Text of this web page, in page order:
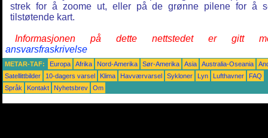
strek for å zoome ut, eller på de grønne pilene for å
tilstøtende kart.
Informasjonen på dette nettstedet er gitt
ansvarsfraskrivelse
METAR-TAF: Europa Afrika Nord-Amerika Sør-Amerika Asia Australia-Oseania
Satellittbilder
10-dagers varsel Klima Havværvarsel Sykloner Lyn Lufthavner
FAQ
Språk
Kontakt Nyhetsbrev Om